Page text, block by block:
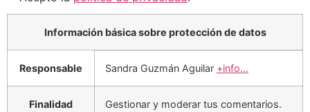
Información básica sobre protección de datos
Responsable Sandra Guzmán Aguilar +info...
Finalidad
Gestionar y moderar tus comentarios.